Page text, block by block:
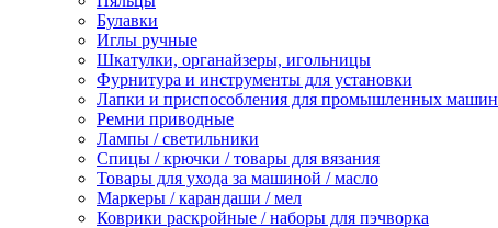
Булавки
Иглы ручные
Шкатулки, органайзеры, игольницы
Фурнитура и инструменты для установки
Лапки и приспособления для промышленных машин
Ремни приводные
Лампы / светильники
Спицы / крючки / товары для вязания
Товары для ухода за машиной / масло
Маркеры / карандаши / мел
Коврики раскройные / наборы для пэчворка